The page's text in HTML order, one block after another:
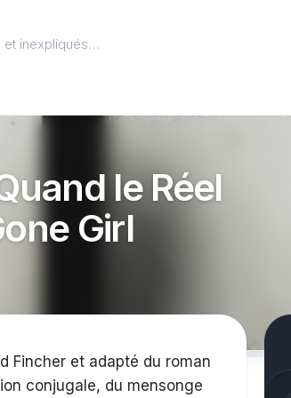
et inexpliqués…
le Réel
Girl
Fincher et adapté du roman
conjugale, du mensonge